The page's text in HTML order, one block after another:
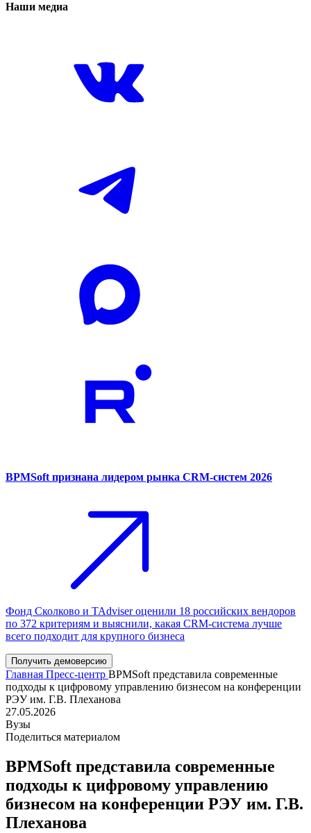
Наши медиа
BPMSoft признана лидером рынка CRM-систем 2026
Фонд Сколково и TAdviser оценили 18 российских вендоров
по 372 критериям и выяснили, какая CRM-система лучше
всего подходит для крупного бизнеса
Получить демоверсию
Главная Пресс-центр BPMSoft представила современные
подходы к цифровому управлению бизнесом на конференции
РЭУ им. Г.В. Плеханова
27.05.2026
Вузы
Поделиться материалом
BPMSoft представила современные
подходы к цифровому управлению
бизнесом на конференции РЭУ им. Г.В.
Плеханова